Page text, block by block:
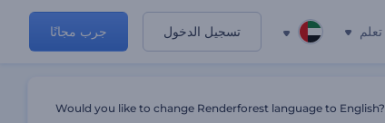
تعلم تسجيل الدخول جرب مجانًا
Would you like to change Renderforest language to English?